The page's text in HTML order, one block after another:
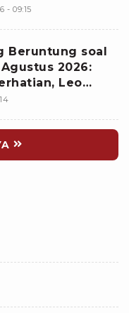
- 09:15
Beruntung soal
2026:
Leo
Si Dia